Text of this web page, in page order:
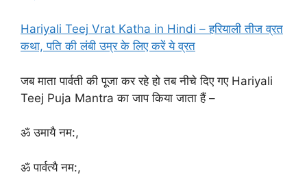
Hariyali Teej Vrat Katha in Hindi – हरियाली तीज व्रत
कथा, पति की लंबी उम्र के लिए करें ये व्रत
जब माता पार्वती की पूजा कर रहे हो तब नीचे दिए गए Hariyali
Teej Puja Mantra का जाप किया जाता हैं –
ॐ उमायै नम:,
ॐ पार्वत्यै नम:,